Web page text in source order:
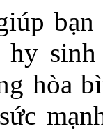
hy
hòa